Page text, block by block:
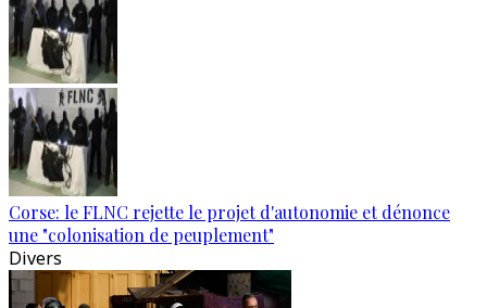
Corse: le FLNC rejette le projet d'autonomie et dénonce
une "colonisation de peuplement"
Divers